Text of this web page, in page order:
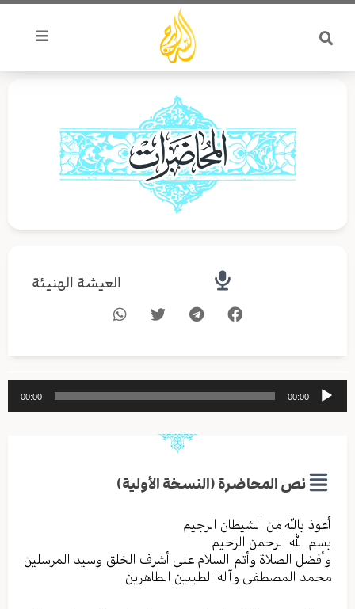
تخطي
المحتوى
العيشة الهنيئة
مشغل
الصوت
00:00
00:00
نص المحاضرة (النسخة الأولية)
أعوذ بالله من الشیطان الرجیم
بسم الله الرحمن الرحیم
وأفضل الصلاة وأتم السلام علی أشرف الخلق وسید المرسلین
محمد المصطفی وآله الطیبین الطاهرین